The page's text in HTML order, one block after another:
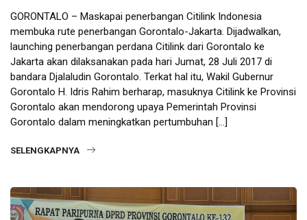
GORONTALO – Maskapai penerbangan Citilink Indonesia
membuka rute penerbangan Gorontalo-Jakarta. Dijadwalkan,
launching penerbangan perdana Citilink dari Gorontalo ke
Jakarta akan dilaksanakan pada hari Jumat, 28 Juli 2017 di
bandara Djalaludin Gorontalo. Terkat hal itu, Wakil Gubernur
Gorontalo H. Idris Rahim berharap, masuknya Citilink ke Provinsi
Gorontalo akan mendorong upaya Pemerintah Provinsi
Gorontalo dalam meningkatkan pertumbuhan […]
SELENGKAPNYA